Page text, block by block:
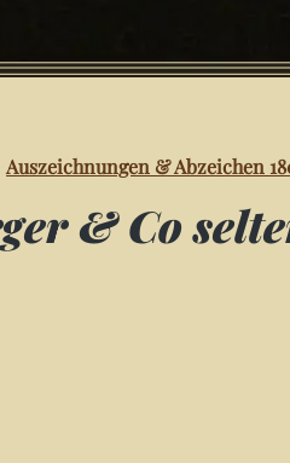
Auszeichnungen & Abzeichen
& Co